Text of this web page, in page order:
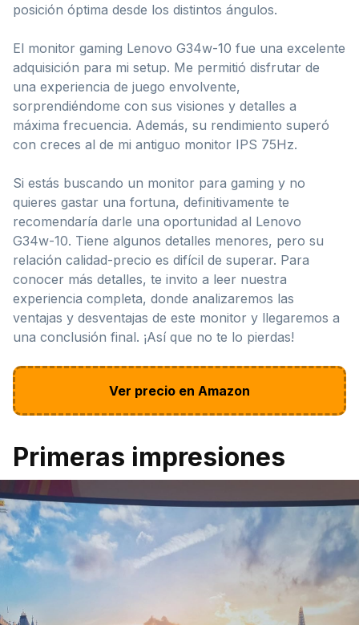
posición óptima desde los distintos ángulos.
El monitor gaming Lenovo G34w-10 fue una excelente
adquisición para mi setup. Me permitió disfrutar de
una experiencia de juego envolvente,
sorprendiéndome con sus visiones y detalles a
máxima frecuencia. Además, su rendimiento superó
con creces al de mi antiguo monitor IPS 75Hz.
Si estás buscando un monitor para gaming y no
quieres gastar una fortuna, definitivamente te
recomendaría darle una oportunidad al Lenovo
G34w-10. Tiene algunos detalles menores, pero su
relación calidad-precio es difícil de superar. Para
conocer más detalles, te invito a leer nuestra
experiencia completa, donde analizaremos las
ventajas y desventajas de este monitor y llegaremos a
una conclusión final. ¡Así que no te lo pierdas!
Ver precio en Amazon
Primeras impresiones